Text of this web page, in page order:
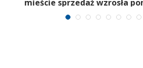
mieście sprzedaż wzrosła